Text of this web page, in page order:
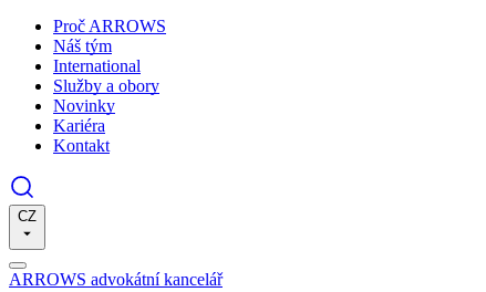
Proč ARROWS
Náš tým
International
Služby a obory
Novinky
Kariéra
Kontakt
CZ
ARROWS advokátní kancelář